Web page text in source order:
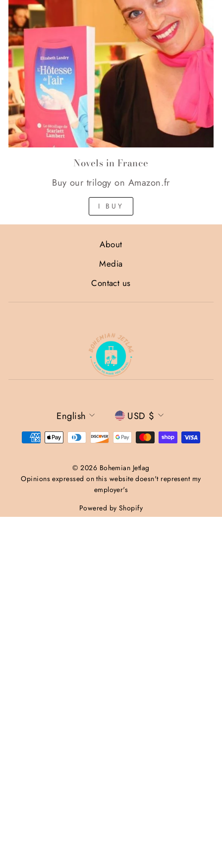
Novels in France
Buy our trilogy on Amazon.fr
I BUY
About
Media
Contact us
Language
English Currency
USD $
© 2026 Bohemian Jetlag
Opinions expressed on this website doesn't represent my
employer's
Powered by Shopify